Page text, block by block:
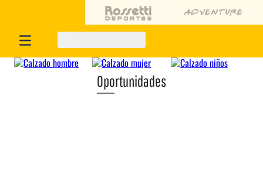
Oportunidades